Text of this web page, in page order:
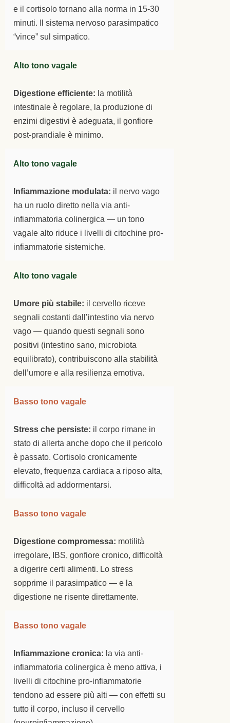
e il cortisolo tornano alla norma in 15-30
minuti. Il sistema nervoso parasimpatico
“vince” sul simpatico.
Alto tono vagale
Digestione efficiente: la motilità
intestinale è regolare, la produzione di
enzimi digestivi è adeguata, il gonfiore
post-prandiale è minimo.
Alto tono vagale
Infiammazione modulata: il nervo vago
ha un ruolo diretto nella via anti-
infiammatoria colinergica — un tono
vagale alto riduce i livelli di citochine pro-
infiammatorie sistemiche.
Alto tono vagale
Umore più stabile: il cervello riceve
segnali costanti dall’intestino via nervo
vago — quando questi segnali sono
positivi (intestino sano, microbiota
equilibrato), contribuiscono alla stabilità
dell’umore e alla resilienza emotiva.
Basso tono vagale
Stress che persiste: il corpo rimane in
stato di allerta anche dopo che il pericolo
è passato. Cortisolo cronicamente
elevato, frequenza cardiaca a riposo alta,
difficoltà ad addormentarsi.
Basso tono vagale
Digestione compromessa: motilità
irregolare, IBS, gonfiore cronico, difficoltà
a digerire certi alimenti. Lo stress
sopprime il parasimpatico — e la
digestione ne risente direttamente.
Basso tono vagale
Infiammazione cronica: la via anti-
infiammatoria colinergica è meno attiva, i
livelli di citochine pro-infiammatorie
tendono ad essere più alti — con effetti su
tutto il corpo, incluso il cervello